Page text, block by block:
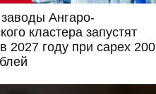
Ангаро-
кластера запустят
2027 году при capex 200